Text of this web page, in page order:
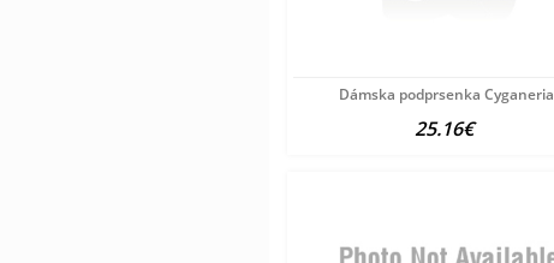
Dámska podprsenka Cyganeria
25.16€